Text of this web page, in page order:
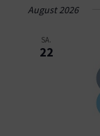
August 2026
SA.
22